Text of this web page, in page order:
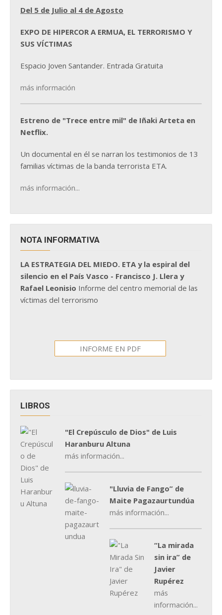
Del 5 de Julio al 4 de Agosto
EXPO DE HIPERCOR A ERMUA, EL TERRORISMO Y
SUS VÍCTIMAS
Espacio Joven Santander. Entrada Gratuita
más información
Estreno de "Trece entre mil" de Iñaki Arteta en
Netflix.
Un documental en él se narran los testimonios de 13
familias víctimas de la banda terrorista ETA.
más información...
NOTA INFORMATIVA
LA ESTRATEGIA DEL MIEDO. ETA y la espiral del
silencio en el País Vasco - Francisco J. Llera y
Rafael Leonisio Informe del centro memorial de las
víctimas del terrorismo
INFORME EN PDF
LIBROS
"El Crepúsculo de Dios" de Luis
Haranburu Altuna
más información...
"Lluvia de Fango” de
Maite Pagazaurtundúa
más información...
“La mirada
sin ira” de
Javier
Rupérez
más
información...